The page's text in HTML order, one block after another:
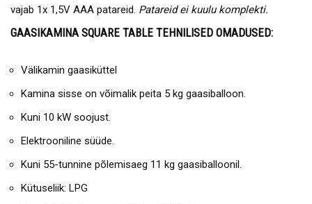
vajab 1x 1,5V AAA patareid. Patareid ei kuulu komplekti.
GAASIKAMINA SQUARE TABLE TEHNILISED OMADUSED:
Välikamin gaasiküttel
Kamina sisse on võimalik peita 5 kg gaasiballoon.
Kuni 10 kW soojust.
Elektrooniline süüde.
Kuni 55-tunnine põlemisaeg 11 kg gaasiballoonil.
Kütuseliik: LPG